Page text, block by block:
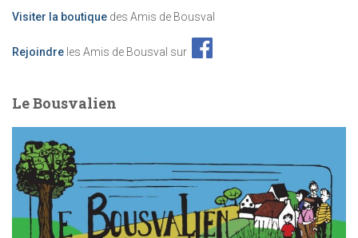
Visiter la boutique des Amis de Bousval
Rejoindre les Amis de Bousval sur
Le Bousvalien